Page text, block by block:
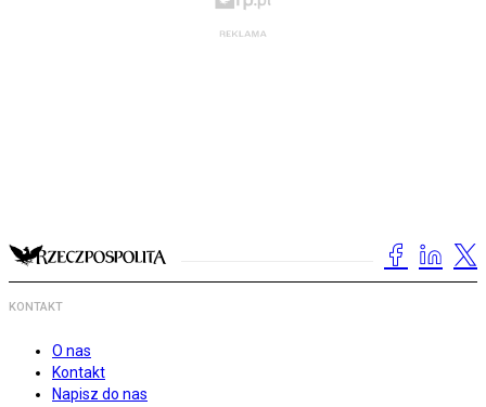
KONTAKT
O nas
Kontakt
Napisz do nas